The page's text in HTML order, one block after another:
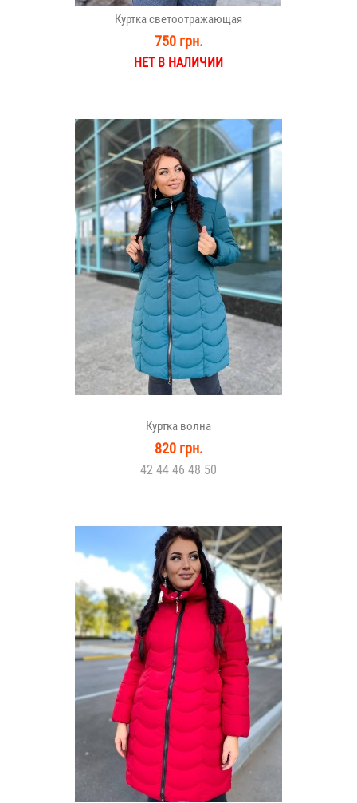
Куртка светоотражающая
750 грн.
НЕТ В НАЛИЧИИ
Куртка волна
820 грн.
42 44 46 48 50